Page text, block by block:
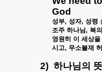
God
성부, 성자, 성령
조주 하나님 , 복의
영원히 이 세상을
시고, 무소불재
2) 하나님의